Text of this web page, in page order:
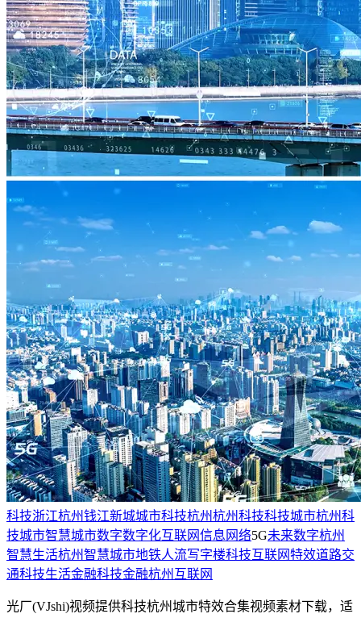
科技浙江杭州钱江新城城市科技杭州杭州科技科技城市杭州科
技城市智慧城市数字数字化互联网信息 网络5G未来数字杭州
智慧生活杭州智慧城市地铁人流写字楼科技互联网特效道路交
通科技生活金融科技金融杭州互联网
光厂(VJshi)视频提供科技杭州城市特效合集视频素材 下载，适